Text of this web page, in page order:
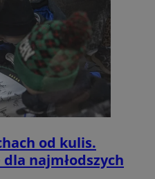
od kulis.
najmłodszych